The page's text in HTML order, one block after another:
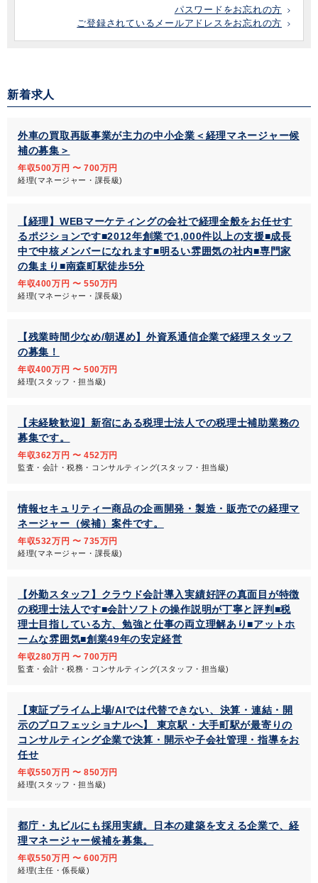
パスワードをお忘れの方
ご登録されているメールアドレスをお忘れの方
新着求人
外車の買取再販事業が主力の中小企業＜経理マネージャー候
補の募集＞
年収500万円 〜 700万円
経理(マネージャー・課長級)
【経理】WEBマーケティングの会社で経理全般をお任せす
るポジションです■2012年創業で1,000件以上の支援■成長
中で中核メンバーになれます■明るい雰囲気の社内■専門家
の集まり■南森町駅徒歩5分
年収400万円 〜 550万円
経理(マネージャー・課長級)
【残業時間少なめ/朝遅め】外資系通信企業で経理スタッフ
の募集！
年収400万円 〜 500万円
経理(スタッフ・担当級)
【未経験歓迎】新宿にある税理士法人での税理士補助業務の
募集です。
年収362万円 〜 452万円
監査・会計・税務・コンサルティング(スタッフ・担当級)
情報セキュリティー商品の企画開発・製造・販売での経理マ
ネージャー（候補）案件です。
年収532万円 〜 735万円
経理(マネージャー・課長級)
【外勤スタッフ】クラウド会計導入実績好評の真面目が特徴
の税理士法人です■会計ソフトの操作説明が丁寧と評判■税
理士目指している方、勉強と仕事の両立理解あり■アットホ
ームな雰囲気■創業49年の安定経営
年収280万円 〜 700万円
監査・会計・税務・コンサルティング(スタッフ・担当級)
【東証プライム上場/AIでは代替できない、決算・連結・開
示のプロフェッショナルへ】 東京駅・大手町駅が最寄りの
コンサルティング企業で決算・開示や子会社管理・指導をお
任せ
年収550万円 〜 850万円
経理(スタッフ・担当級)
都庁・丸ビルにも採用実績。日本の建築を支える企業で、経
理マネージャー候補を募集。
年収550万円 〜 600万円
経理(主任・係長級)